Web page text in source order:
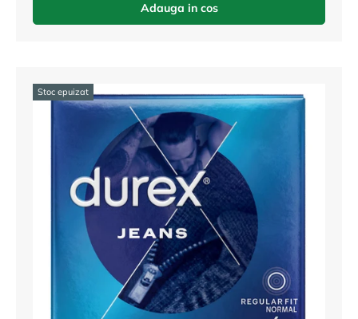
Adauga in cos
Stoc epuizat